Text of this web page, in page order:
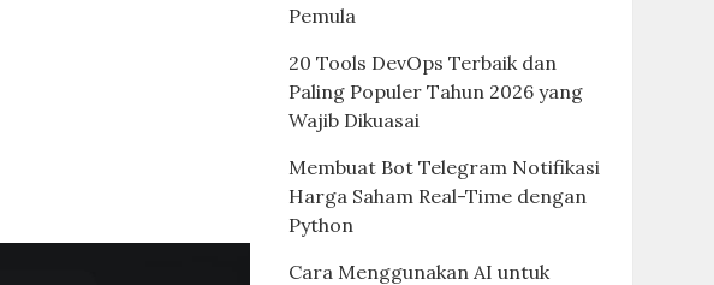
Pemula
20 Tools DevOps Terbaik dan
Paling Populer Tahun 2026 yang
Wajib Dikuasai
Membuat Bot Telegram Notifikasi
Harga Saham Real-Time dengan
Python
Cara Menggunakan AI untuk